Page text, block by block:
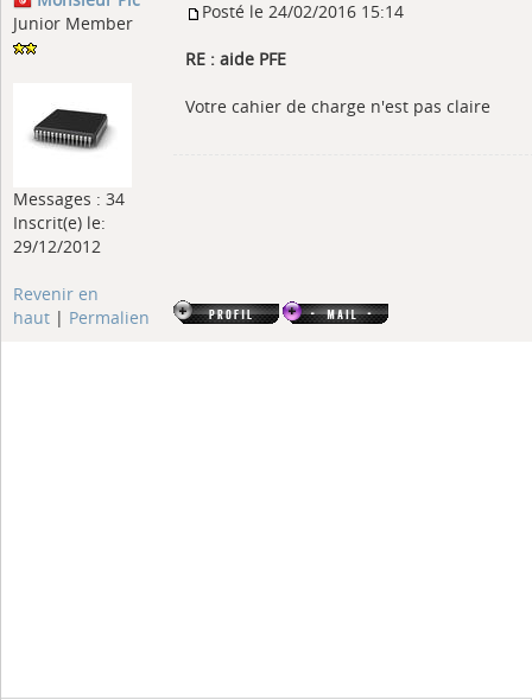
Junior Member
Messages : 34
Inscrit(e) le:
29/12/2012
Posté le 24/02/2016 15:14
RE : aide PFE
Votre cahier de charge n'est pas claire
Revenir en
haut | Permalien